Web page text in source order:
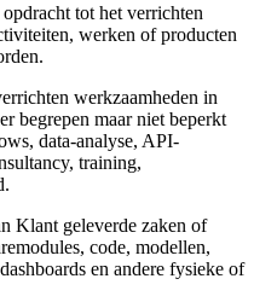
tot het verrichten
werken of producten
werkzaamheden in
begrepen maar niet beperkt
data-analyse, API-
training,
Klant geleverde zaken of
code, modellen,
en andere fysieke of